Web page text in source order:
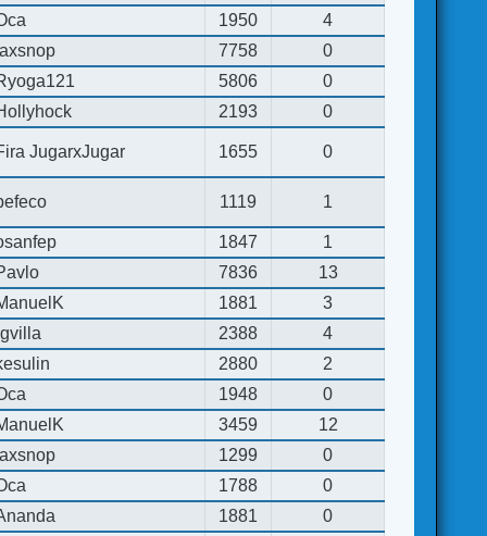
1950
4
7758
0
5806
0
2193 0
JugarxJugar 1655 0
1119 1
1847
1
7836
13
1881
3
2388
4
2880
2
1948
0
3459
12
1299
0
1788
0
1881 0